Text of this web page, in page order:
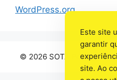
WordPress.org
© 2026 SOTA Portugal•
Este site
garantir
site. Ao